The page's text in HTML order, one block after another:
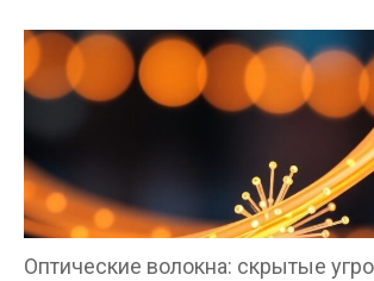
Оптические волокна: скрытые